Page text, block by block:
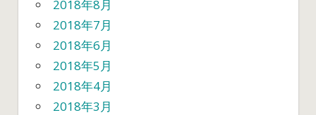
2018年8月
2018年7月
2018年6月
2018年5月
2018年4月
2018年3月